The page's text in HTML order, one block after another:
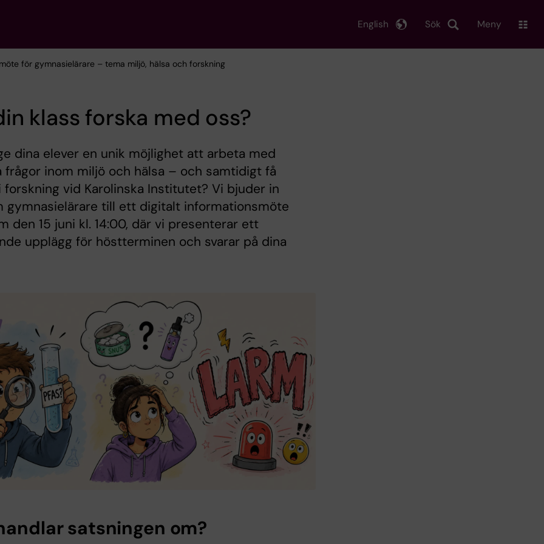
Sök
English Meny
för gymnasielärare – tema miljö, hälsa och forskning
klass forska med oss?
dina elever en unik möjlighet att arbeta med
frågor inom miljö och hälsa – och samtidigt få
forskning vid Karolinska Institutet? Vi bjuder in
gymnasielärare till ett digitalt informationsmöte
den 15 juni kl. 14:00, där vi presenterar ett
upplägg för höstterminen och svarar på dina
satsningen om?